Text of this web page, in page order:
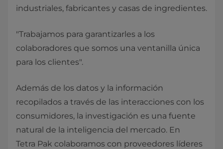
industriales, fabricantes y casas de ingredientes.
"Trabajamos para garantizarles a los
colaboradores que somos una ventanilla única
para los clientes".
Además de los datos y la información
recopilados a través de las interacciones con los
consumidores, la investigación es una fuente
natural de la inteligencia del mercado. En
Tetra Pak colaboramos con proveedores líderes